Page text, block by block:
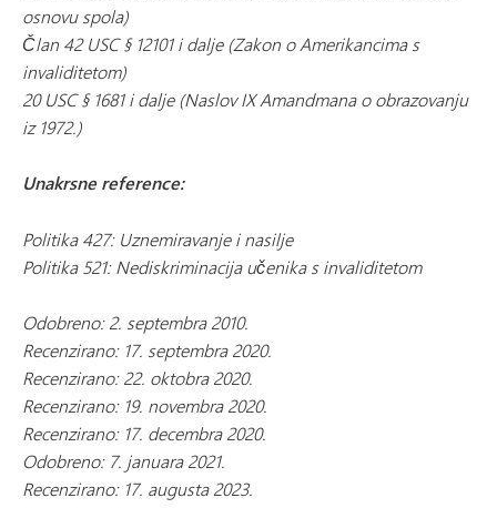
osnovu spola)
Član 42 USC § 12101 i dalje (Zakon o Amerikancima s
invaliditetom)
20 USC § 1681 i dalje (Naslov IX Amandmana o obrazovanju
iz 1972.)
Unakrsne reference:
Politika 427: Uznemiravanje i nasilje
Politika 521: Nediskriminacija učenika s invaliditetom
Odobreno: 2. septembra 2010.
Recenzirano: 17. septembra 2020.
Recenzirano: 22. oktobra 2020.
Recenzirano: 19. novembra 2020.
Recenzirano: 17. decembra 2020.
Odobreno: 7. januara 2021.
Recenzirano: 17. augusta 2023.